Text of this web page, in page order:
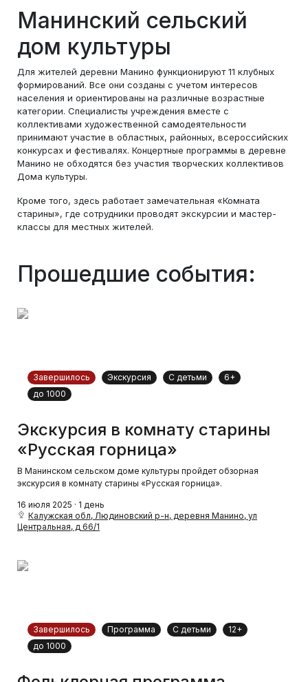
Манинский сельский
дом культуры
Для жителей деревни Манино функционируют 11 клубных
формирований. Все они созданы с учетом интересов
населения и ориентированы на различные возрастные
категории. Специалисты учреждения вместе с
коллективами художественной самодеятельности
принимают участие в областных, районных, всероссийских
конкурсах и фестивалях. Концертные программы в деревне
Манино не обходятся без участия творческих коллективов
Дома культуры.
Кроме того, здесь работает замечательная «Комната
старины», где сотрудники проводят экскурсии и мастер-
классы для местных жителей.
Прошедшие события:
Завершилось Экскурсия С детьми
6+
до 1000
Экскурсия в комнату старины
«Русская горница»
В Манинском сельском доме культуры пройдет обзорная
экскурсия в комнату старины «Русская горница».
16 июля 2025 · 1 день
Калужская обл, Людиновский р-н, деревня Манино, ул
Центральная, д 66/1
Завершилось Программа С детьми
12+
до 1000